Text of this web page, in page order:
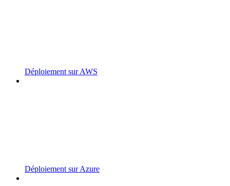
Déploiement sur AWS
Déploiement sur Azure